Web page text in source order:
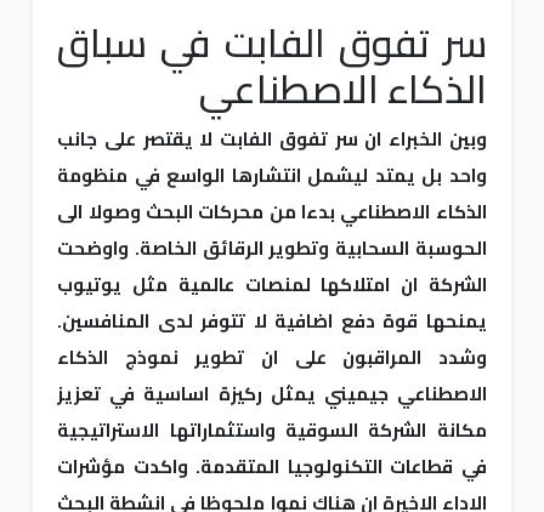
سر تفوق الفابت في سباق
الذكاء الاصطناعي
وبين الخبراء ان سر تفوق الفابت لا يقتصر على جانب
واحد بل يمتد ليشمل انتشارها الواسع في منظومة
الذكاء الاصطناعي بدءا من محركات البحث وصولا الى
الحوسبة السحابية وتطوير الرقائق الخاصة. واوضحت
الشركة ان امتلاكها لمنصات عالمية مثل يوتيوب
يمنحها قوة دفع اضافية لا تتوفر لدى المنافسين.
وشدد المراقبون على ان تطوير نموذج الذكاء
الاصطناعي جيميني يمثل ركيزة اساسية في تعزيز
مكانة الشركة السوقية واستثماراتها الاستراتيجية
في قطاعات التكنولوجيا المتقدمة. واكدت مؤشرات
الاداء الاخيرة ان هناك نموا ملحوظا في انشطة البحث